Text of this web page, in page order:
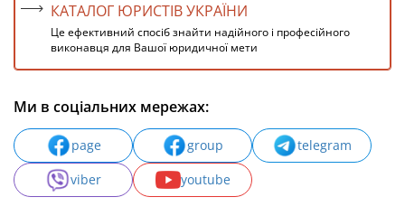
КАТАЛОГ ЮРИСТІВ УКРАЇНИ
Це ефективний спосіб знайти надійного і професійного
виконавця для Вашої юридичної мети
Ми в соціальних мережах:
page group
telegram
viber
youtube